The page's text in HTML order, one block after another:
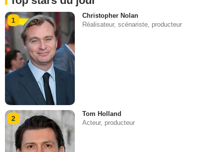
1
Christopher Nolan
Réalisateur, scénariste, producteur
2
Tom Holland
Acteur, producteur